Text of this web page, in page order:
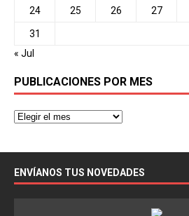
24 25 26 27
31
« Jul
PUBLICACIONES POR MES
ENVÍANOS TUS NOVEDADES